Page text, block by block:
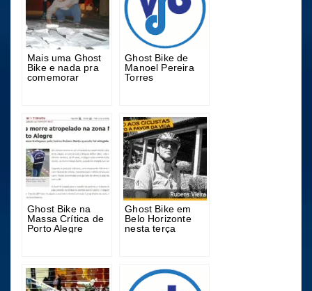
Mais uma Ghost
Bike e nada pra
comemorar
Ghost Bike de
Manoel Pereira
Torres
Ghost Bike na
Massa Crítica de
Porto Alegre
Ghost Bike em
Belo Horizonte
nesta terça